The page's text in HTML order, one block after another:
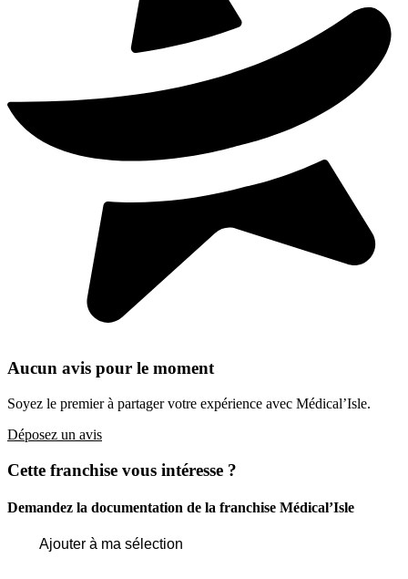
Aucun avis pour le moment
Soyez le premier à partager votre expérience avec Médical’Isle.
Déposez un avis
Cette franchise vous intéresse ?
Demandez la documentation de la franchise Médical’Isle
Ajouter à ma sélection